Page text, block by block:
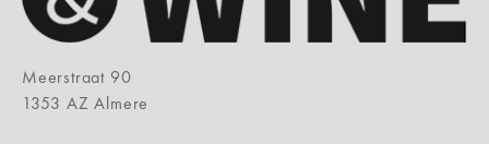
Meerstraat 90
1353 AZ Almere